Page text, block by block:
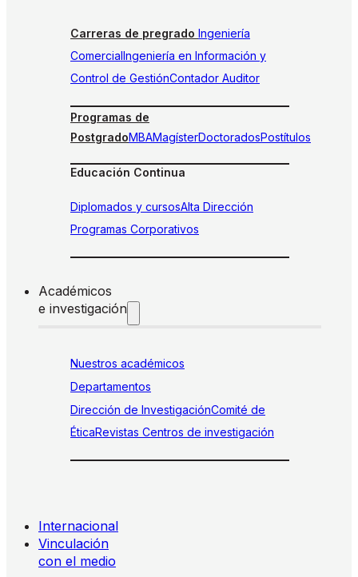
Carreras de pregrado Ingeniería
ComercialIngeniería en Información y
Control de GestiónContador Auditor
Programas de
PostgradoMBAMagísterDoctoradosPostítulos
Educación Continua
Diplomados y cursosAlta Dirección
Programas Corporativos
Académicos
e investigación
Nuestros académicos
Departamentos
Dirección de InvestigaciónComité de
ÉticaRevistas Centros de investigación
Internacional
Vinculación
con el medio